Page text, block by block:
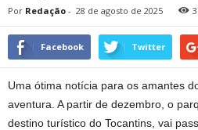
Por Redação - 28 de agosto de 2025
Facebook Twitter
Uma ótima notícia para os amantes
aventura. A partir de dezembro, o
destino turístico do Tocantins, vai